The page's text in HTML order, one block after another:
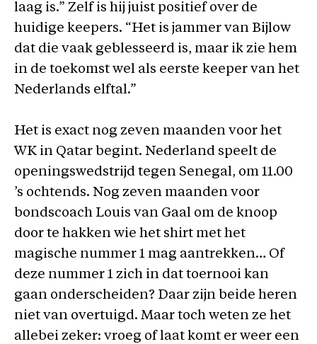
laag is.” Zelf is hij juist positief over de
huidige keepers. “Het is jammer van Bijlow
dat die vaak geblesseerd is, maar ik zie hem
in de toekomst wel als eerste keeper van het
Nederlands elftal.”
Het is exact nog zeven maanden voor het
WK in Qatar begint. Nederland speelt de
openingswedstrijd tegen Senegal, om 11.00
’s ochtends. Nog zeven maanden voor
bondscoach Louis van Gaal om de knoop
door te hakken wie het shirt met het
magische nummer 1 mag aantrekken… Of
deze nummer 1 zich in dat toernooi kan
gaan onderscheiden? Daar zijn beide heren
niet van overtuigd. Maar toch weten ze het
allebei zeker: vroeg of laat komt er weer een